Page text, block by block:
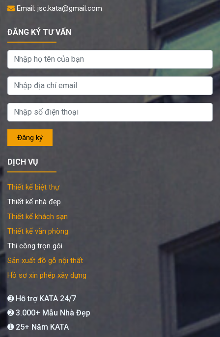
Email: jsc.kata@gmail.com
ĐĂNG KÝ TƯ VẤN
DỊCH VỤ
Thiết kế biệt thự
Thiết kế nhà đẹp
Thiết kế khách sạn
Thiết kế văn phòng
Thi công trọn gói
Sản xuất đồ gỗ nội thất
Hồ sơ xin phép xây dựng
➌ Hỗ trợ KATA 24/7
➋ 3.000+ Mẫu Nhà Đẹp
➊ 25+ Năm KATA